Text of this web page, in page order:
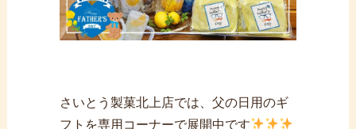
さいとう製菓北上店では、父の日用のギ
フトを専用コーナーで展開中です